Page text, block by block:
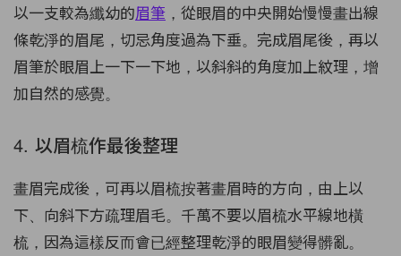
以一支較為纖幼的眉筆 ，從眼眉的中央開始慢慢畫出線
條乾淨的眉尾，切忌角度過為下垂。完成眉尾後，再以
眉筆於眼眉上一下一下地，以斜斜的角度加上紋理，增
加自然的感覺。
4. 以眉梳作最後整理
畫眉完成後，可再以眉梳按著畫眉時的方向，由上以
下、向斜下方疏理眉毛。千萬不要以眉梳水平線地橫
梳，因為這樣反而會已經整理乾淨的眼眉變得髒亂。